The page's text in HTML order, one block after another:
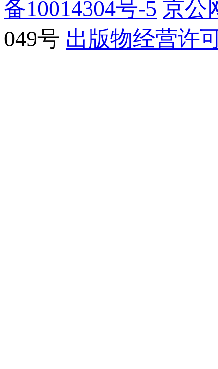
备10014304号-5 京公
049号 出版物经营许